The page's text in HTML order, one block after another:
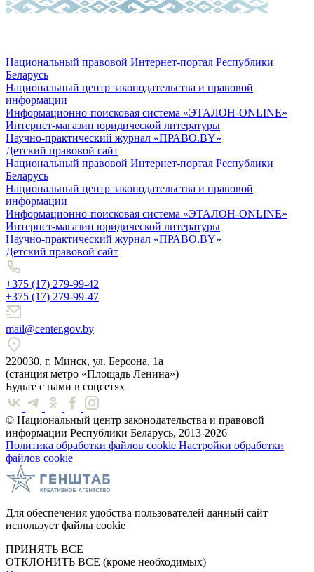
Национальный правовой Интернет-портал Республики
Беларусь
Национальный центр законодательства и правовой
информации
Информационно-поисковая система «ЭТАЛОН-ONLINE»
Интернет-магазин юридической литературы
Научно-практический журнал «ПРАВО.BY»
Детский правовой сайт
Национальный правовой Интернет-портал Республики
Беларусь
Национальный центр законодательства и правовой
информации
Информационно-поисковая система «ЭТАЛОН-ONLINE»
Интернет-магазин юридической литературы
Научно-практический журнал «ПРАВО.BY»
Детский правовой сайт
+375 (17) 279-99-42
+375 (17) 279-99-47
mail@center.gov.by
220030, г. Минск, ул. Берсона, 1а
(станция метро «Площадь Ленина»)
Будьте с нами в соцсетях
© Национальный центр законодательства и правовой
информации Республики Беларусь, 2013-2026
Политика обработки файлов cookie Настройки обработки
файлов cookie
Для обеспечения удобства пользователей данный сайт
использует файлы cookie
ПРИНЯТЬ ВСЕ
ОТКЛОНИТЬ ВСЕ (кроме необходимых)